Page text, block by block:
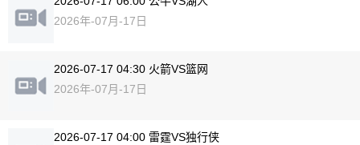
2026年-07月-17日
2026-07-17 04:30 火箭VS篮网
2026年-07月-17日
2026-07-17 04:00 雷霆VS独行侠